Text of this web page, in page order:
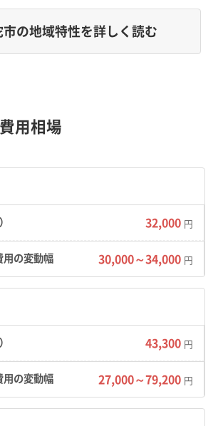
榛原地域に人口が集中する一方、
史的な景観が、室生・菟田野地域
情と解体費用の傾向
農村地帯特有の広い敷地と複雑
え、山間部へのアクセス道路が
を与えます。
奈良県北東部の大和高原に位置し、
な起伏が続く高原・農村地帯です。
の、母屋、離れ、蔵、納屋などが一
する「農家住宅」が多く見られま
市の地域特性を詳しく読む
用相場
32,000 円
30,000～34,000 円
43,300 円
27,000～79,200 円